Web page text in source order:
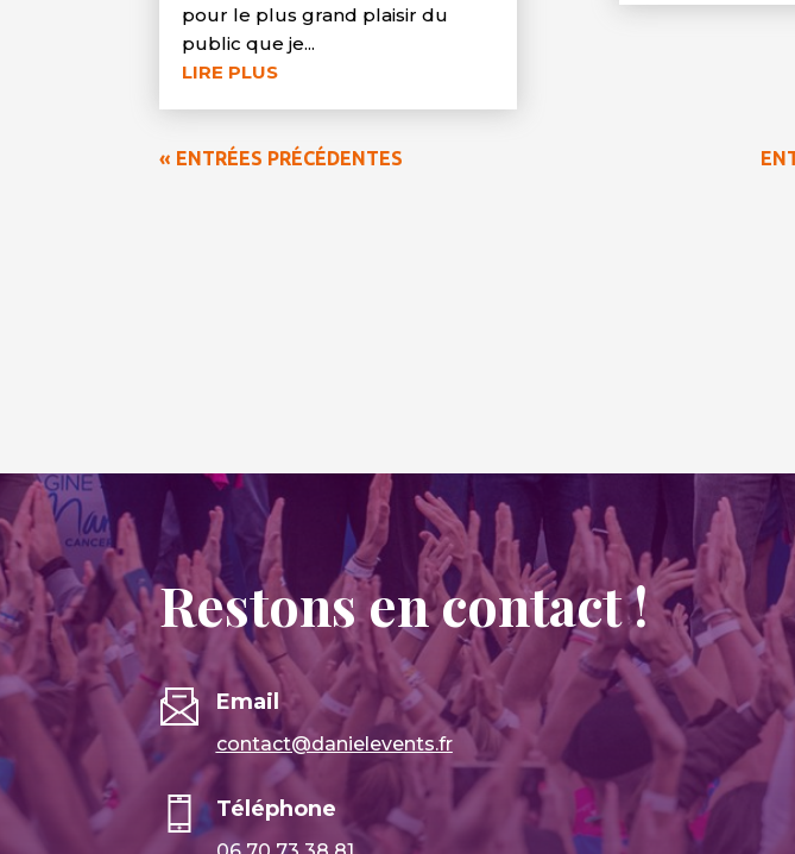
pour le plus grand plaisir du
public que je...
LIRE PLUS
« ENTRÉES PRÉCÉDENTES
Restons en contact !
Email
contact@danielevents.fr
Téléphone